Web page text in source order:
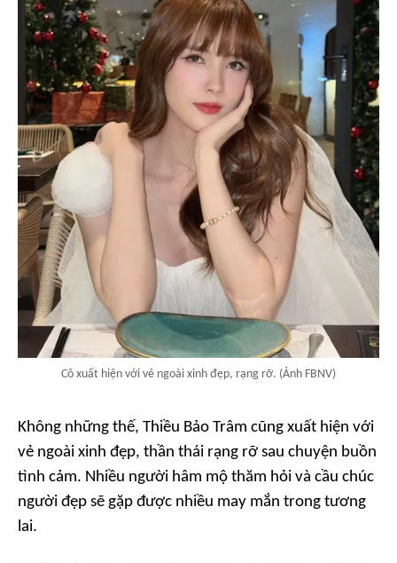
Cô xuất hiện với vẻ ngoài xinh đẹp, rạng rỡ. (Ảnh FBNV)
Không những thế, Thiều Bảo Trâm cũng xuất hiện với
vẻ ngoài xinh đẹp, thần thái rạng rỡ sau chuyện buồn
tình cảm. Nhiều người hâm mộ thăm hỏi và cầu chúc
người đẹp sẽ gặp được nhiều may mắn trong tương
lai.